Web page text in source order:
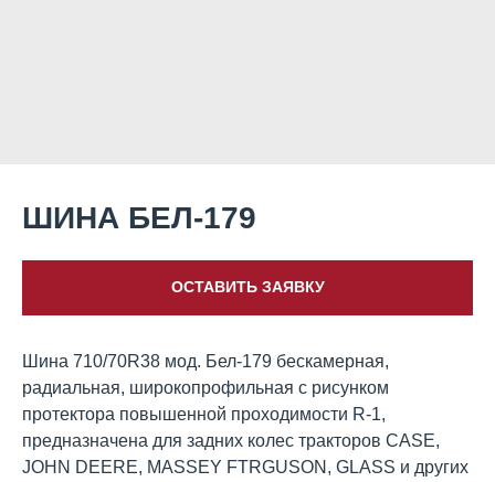
ШИНА БЕЛ-179
ОСТАВИТЬ ЗАЯВКУ
Шина 710/70R38 мод. Бел-179 бескамерная,
радиальная, широкопрофильная с рисунком
протектора повышенной проходимости R-1,
предназначена для задних колес тракторов CASE,
JOHN DEERE, MASSEY FTRGUSON, GLASS и других